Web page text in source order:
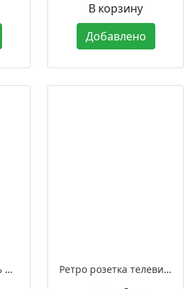
В корзину
Добавлено
Ретро выключатель фарфоровый перекрестный, серия «Аврора» Ретро розетка телевизионная оконечная фарфоровая, серия "АВРОРА"